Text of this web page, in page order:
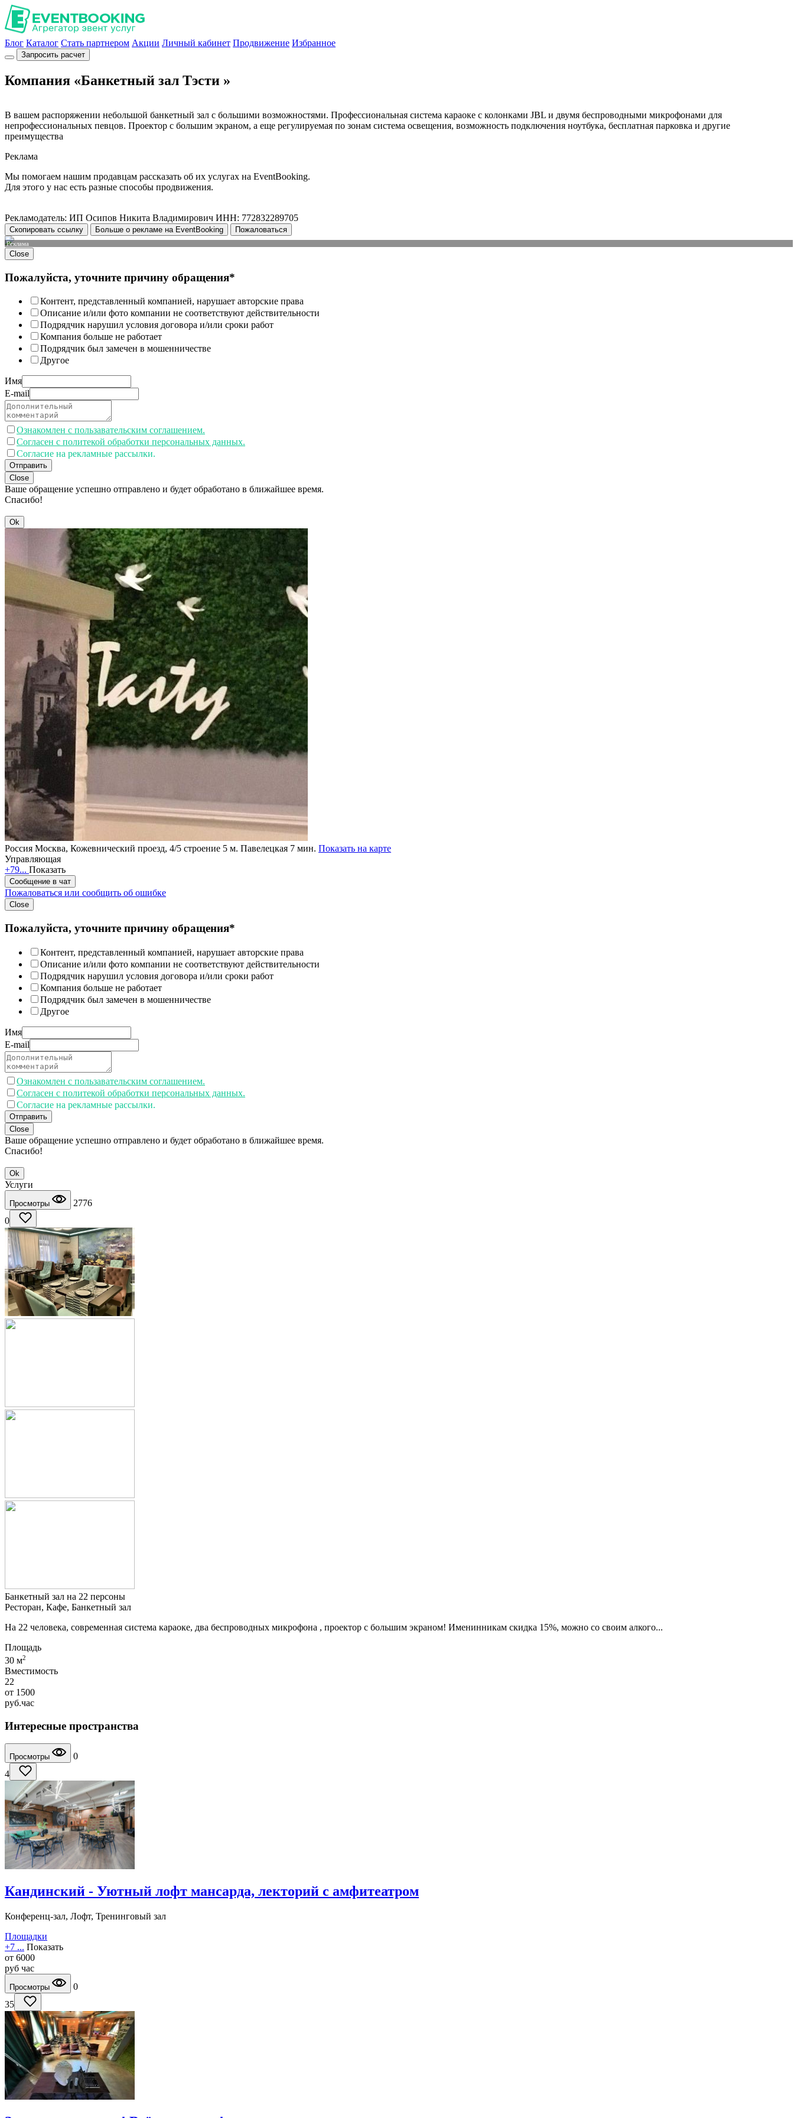
Блог Каталог Стать партнером Акции Личный кабинет Продвижение Избранное
Запросить расчет
Компания «Банкетный зал Тэсти »
В вашем распоряжении небольшой банкетный зал с большими возможностями. Профессиональная система караоке с колонками JBL и двумя беспроводными микрофонами для
непрофессиональных певцов. Проектор с большим экраном, а еще регулируемая по зонам система освещения, возможность подключения ноутбука, бесплатная парковка и другие
преимущества
Реклама
Мы помогаем нашим продавцам рассказать об их услугах на EventBooking.
Для этого у нас есть разные способы продвижения.
Рекламодатель: ИП Осипов Никита Владимирович ИНН: 772832289705
Скопировать ссылку Больше о рекламе на EventBooking Пожаловаться
Реклама
Close
Пожалуйста, уточните причину обращения*
Контент, представленный компанией, нарушает авторские права
Описание и/или фото компании не соответствуют действительности
Подрядчик нарушил условия договора и/или сроки работ
Компания больше не работает
Подрядчик был замечен в мошенничестве
Другое
Имя
E-mail
Ознакомлен с пользавательским соглашением.
Согласен с политекой обработки персональных данных.
Согласие на рекламные рассылки.
Отправить
Close
Ваше обращение успешно отправлено и будет обработано в ближайшее время.
Спасибо!
Ok
Россия Москва, Кожевнический проезд, 4/5 строение 5 м. Павелецкая 7 мин. Показать на карте
Управляющая
+79... Показать
Сообщение в чат
Пожаловаться или сообщить об ошибке
Close
Пожалуйста, уточните причину обращения*
Контент, представленный компанией, нарушает авторские права
Описание и/или фото компании не соответствуют действительности
Подрядчик нарушил условия договора и/или сроки работ
Компания больше не работает
Подрядчик был замечен в мошенничестве
Другое
Имя
E-mail
Ознакомлен с пользавательским соглашением.
Согласен с политекой обработки персональных данных.
Согласие на рекламные рассылки.
Отправить
Close
Ваше обращение успешно отправлено и будет обработано в ближайшее время.
Спасибо!
Ok
Услуги
Просмотры
2776
0
Банкетный зал на 22 персоны
Ресторан, Кафе, Банкетный зал
На 22 человека, современная система караоке, два беспроводных микрофона , проектор с большим экраном! Именинникам скидка 15%, можно со своим алкого...
Площадь
30 м2
Вместимость
22
от 1500
руб.час
Интересные пространства
Просмотры
0
4
Кандинский - Уютный лофт мансарда, лекторий с амфитеатром
Конференц-зал, Лофт, Тренинговый зал
Площадки
+7 ... Показать
от 6000
руб час
Просмотры
0
35